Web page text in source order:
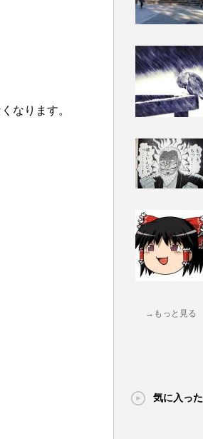
なります。
→もっと見る
気に入っ